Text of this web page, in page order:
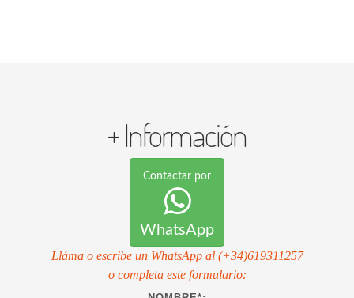
+ Información
Contactar por
WhatsApp
Lláma o escribe un WhatsApp al (+34)619311257
o completa este formulario: